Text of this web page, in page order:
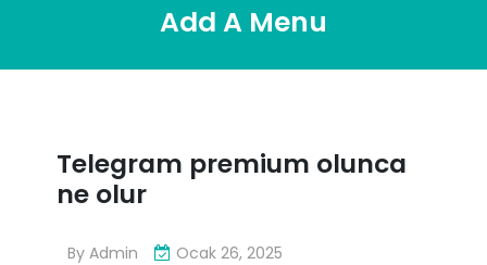
Add A Menu
Telegram premium olunca
ne olur
By Admin Ocak 26, 2025